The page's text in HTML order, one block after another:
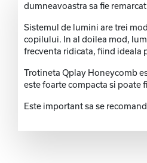
dumneavoastra sa fie
Sistemul de lumini are trei
copilului. In al doilea mod,
frecventa ridicata, fiind ideala
Trotineta Qplay Honeycomb
este foarte compacta si poate
Este important sa se